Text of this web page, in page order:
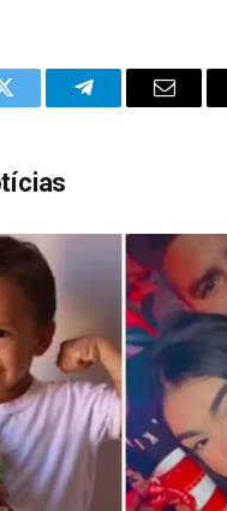
Twitter TelegramEmail